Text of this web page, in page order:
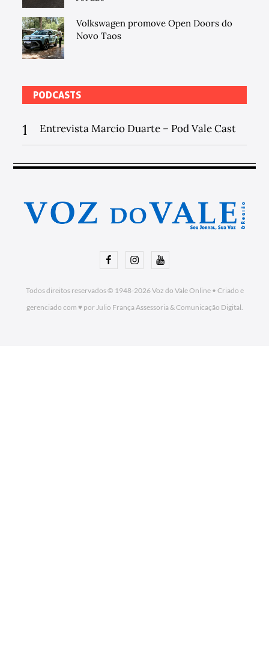
Volkswagen promove Open Doors do
Novo Taos
PODCASTS
1 Entrevista Marcio Duarte – Pod Vale Cast
FacebookInstagramYoutube
Todos direitos reservados © 1948-2026Voz do Vale Online• Criado e
gerenciado com ♥ por Julio França Assessoria& Comunicação Digital.